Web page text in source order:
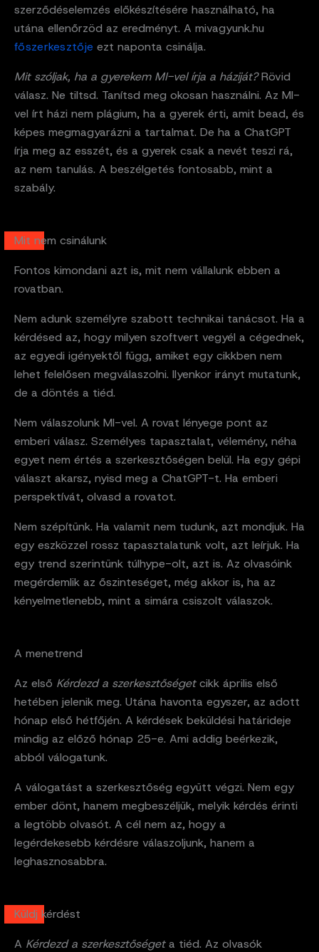
szerződéselemzés előkészítésére használható, ha
utána ellenőrzöd az eredményt. A mivagyunk.hu
főszerkesztője ezt naponta csinálja.
Mit szóljak, ha a gyerekem MI-vel írja a háziját?Rövid
válasz. Ne tiltsd. Tanítsd meg okosan használni. Az MI-
vel írt házi nem plágium, ha a gyerek érti, amit bead, és
képes megmagyarázni a tartalmat. De ha a ChatGPT
írja meg az esszét, és a gyerek csak a nevét teszi rá,
az nem tanulás. A beszélgetés fontosabb, mint a
szabály.
Mit nem csinálunk
Fontos kimondani azt is, mit nem vállalunk ebben a
rovatban.
Nem adunk személyre szabott technikai tanácsot. Ha a
kérdésed az, hogy milyen szoftvert vegyél a cégednek,
az egyedi igényektől függ, amiket egy cikkben nem
lehet felelősen megválaszolni. Ilyenkor irányt mutatunk,
de a döntés a tiéd.
Nem válaszolunk MI-vel. A rovat lényege pont az
emberi válasz. Személyes tapasztalat, vélemény, néha
egyet nem értés a szerkesztőségen belül. Ha egy gépi
választ akarsz, nyisd meg a ChatGPT-t. Ha emberi
perspektívát, olvasd a rovatot.
Nem szépítünk. Ha valamit nem tudunk, azt mondjuk. Ha
egy eszközzel rossz tapasztalatunk volt, azt leírjuk. Ha
egy trend szerintünk túlhype-olt, azt is. Az olvasóink
megérdemlik az őszinteséget, még akkor is, ha az
kényelmetlenebb, mint a simára csiszolt válaszok.
A menetrend
Az első Kérdezd a szerkesztőségetcikk április első
hetében jelenik meg. Utána havonta egyszer, az adott
hónap első hétfőjén. A kérdések beküldési határideje
mindig az előző hónap 25-e. Ami addig beérkezik,
abból válogatunk.
A válogatást a szerkesztőség együtt végzi. Nem egy
ember dönt, hanem megbeszéljük, melyik kérdés érinti
a legtöbb olvasót. A cél nem az, hogy a
legérdekesebb kérdésre válaszoljunk, hanem a
leghasznosabbra.
Küldj kérdést
A Kérdezd a szerkesztőségeta tiéd. Az olvasók